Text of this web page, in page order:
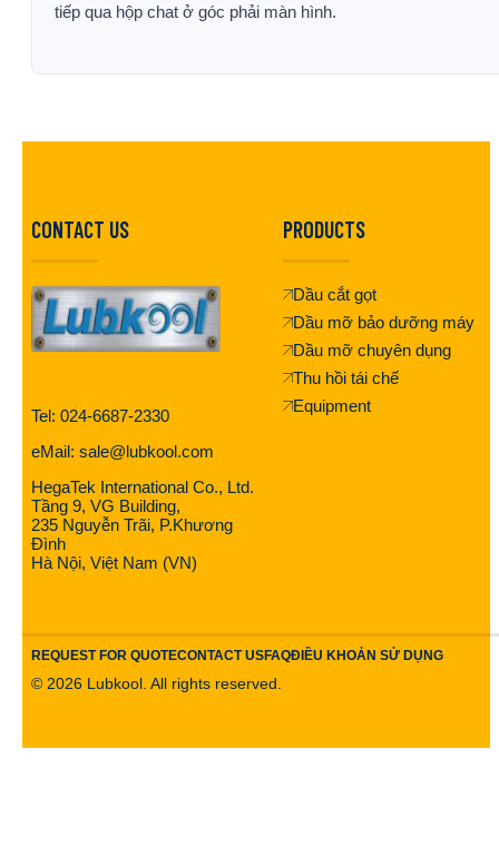
tiếp qua hộp chat ở góc phải màn hình.
CONTACT US
Tel: 024-6687-2330
eMail: sale@lubkool.com
HegaTek International Co., Ltd.
Tầng 9, VG Building,
235 Nguyễn Trãi, P.Khương
Đình
Hà Nội, Việt Nam (VN)
PRODUCTS
Dầu cắt gọt
Dầu mỡ bảo dưỡng máy
Dầu mỡ chuyên dụng
Thu hồi tái chế
Equipment
REQUEST FOR QUOTECONTACT USFAQĐIỀU KHOẢN SỬ DỤNG
© 2026 Lubkool. All rights reserved.